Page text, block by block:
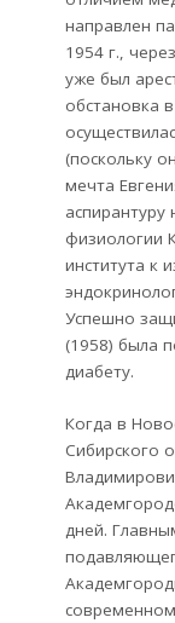
направлен
1954 г.,
уже был
обстановка
(поскольку
мечта
аспирантуру
физиологии
института к
Успешно
(1958) была
диабету.
Когда в
Сибирского
дней.